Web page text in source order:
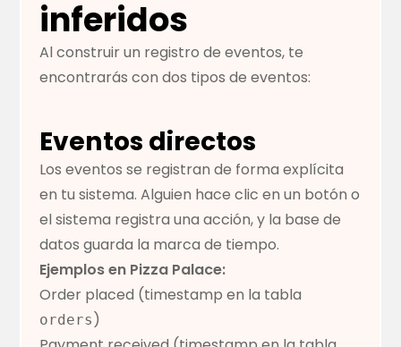
inferidos
Al construir un registro de eventos, te
encontrarás con dos tipos de eventos:
Eventos directos
Los eventos se registran de forma explícita
en tu sistema. Alguien hace clic en un botón o
el sistema registra una acción, y la base de
datos guarda la marca de tiempo.
Ejemplos en Pizza Palace:
Order placed (timestamp en la tabla
orders )